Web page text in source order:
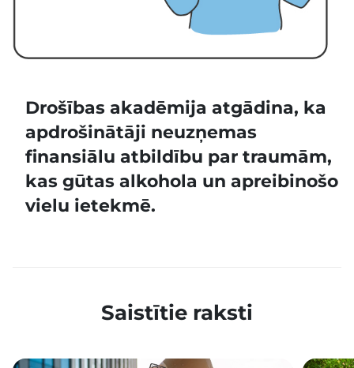
Drošības akadēmija atgādina, ka
apdrošinātāji neuzņemas
finansiālu atbildību par traumām,
kas gūtas alkohola un apreibinošo
vielu ietekmē.
Saistītie raksti